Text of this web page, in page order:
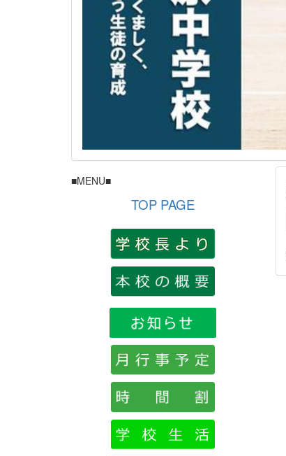
■MENU■
TOP PAGE